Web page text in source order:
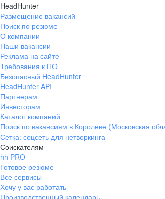
HeadHunter
Размещение вакансий
Поиск по резюме
О компании
Наши вакансии
Реклама на сайте
Требования к ПО
Безопасный HeadHunter
HeadHunter API
Партнерам
Инвесторам
Каталог компаний
Поиск по вакансиям в Королеве (Московская
Сетка: соцсеть для нетворкинга
Соискателям
hh PRO
Готовое резюме
Все сервисы
Хочу у вас работать
Производственный календарь